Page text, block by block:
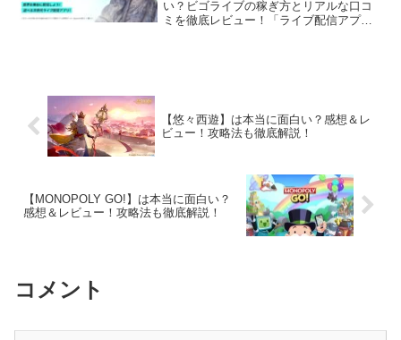
い？ビゴライブの稼ぎ方とリアルな口コ
ミを徹底レビュー！「ライブ配信アプリ
【悠々西遊】は本当に面白い？感想＆レ
ビュー！攻略法も徹底解説！
【MONOPOLY GO!】は本当に面白い？
感想＆レビュー！攻略法も徹底解説！
コメント